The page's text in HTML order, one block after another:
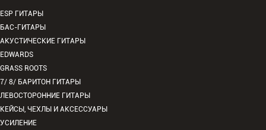
ESP ГИТАРЫ
БАС-ГИТАРЫ
АКУСТИЧЕСКИЕ ГИТАРЫ
EDWARDS
GRASS ROOTS
7/ 8/ БАРИТОН ГИТАРЫ
ЛЕВОСТОРОННИЕ ГИТАРЫ
КЕЙСЫ, ЧЕХЛЫ И АКСЕССУАРЫ
УСИЛЕНИЕ